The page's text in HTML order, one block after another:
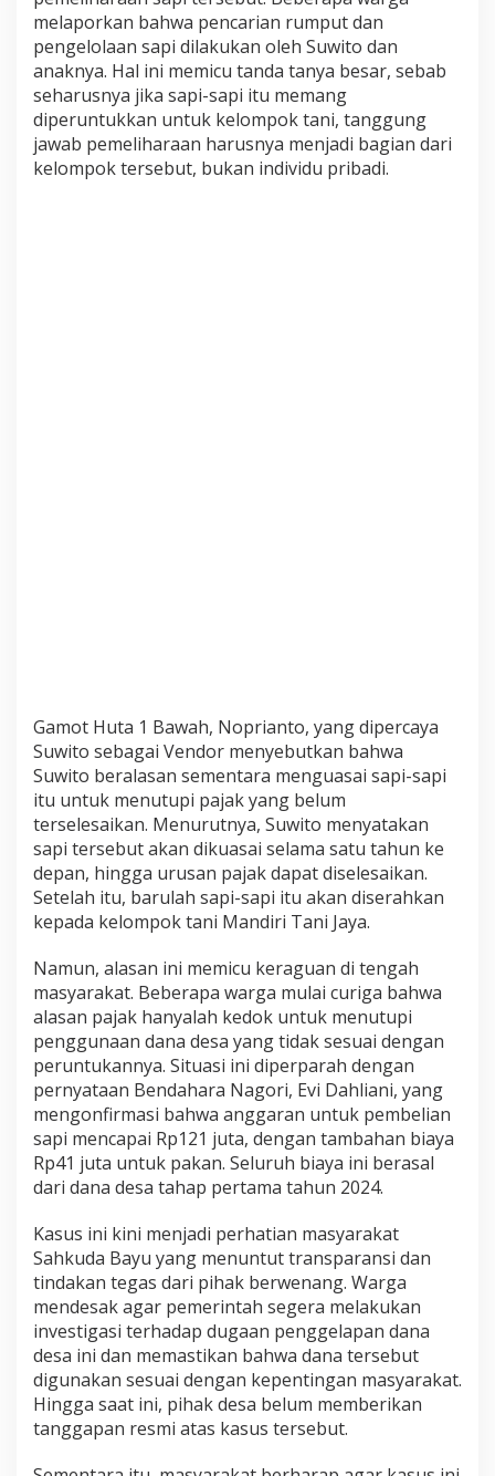
B
a
y
u
T
e
r
u
n
k
T
a
n
i
D
i
k
u
a
i
S
e
n
d
r
i
melaporkan bahwa pencarian rumput dan
pengelolaan sapi dilakukan oleh Suwito dan
anaknya. Hal ini memicu tanda tanya besar, sebab
seharusnya jika sapi-sapi itu memang
diperuntukkan untuk kelompok tani, tanggung
jawab pemeliharaan harusnya menjadi bagian dari
kelompok tersebut, bukan individu pribadi.
Gamot Huta 1 Bawah, Noprianto, yang dipercaya
Suwito sebagai Vendor menyebutkan bahwa
Suwito beralasan sementara menguasai sapi-sapi
itu untuk menutupi pajak yang belum
terselesaikan. Menurutnya, Suwito menyatakan
sapi tersebut akan dikuasai selama satu tahun ke
depan, hingga urusan pajak dapat diselesaikan.
Setelah itu, barulah sapi-sapi itu akan diserahkan
kepada kelompok tani Mandiri Tani Jaya.
Namun, alasan ini memicu keraguan di tengah
masyarakat. Beberapa warga mulai curiga bahwa
alasan pajak hanyalah kedok untuk menutupi
penggunaan dana desa yang tidak sesuai dengan
peruntukannya. Situasi ini diperparah dengan
pernyataan Bendahara Nagori, Evi Dahliani, yang
mengonfirmasi bahwa anggaran untuk pembelian
sapi mencapai Rp121 juta, dengan tambahan biaya
Rp41 juta untuk pakan. Seluruh biaya ini berasal
dari dana desa tahap pertama tahun 2024.
Kasus ini kini menjadi perhatian masyarakat
Sahkuda Bayu yang menuntut transparansi dan
tindakan tegas dari pihak berwenang. Warga
mendesak agar pemerintah segera melakukan
investigasi terhadap dugaan penggelapan dana
desa ini dan memastikan bahwa dana tersebut
digunakan sesuai dengan kepentingan masyarakat.
Hingga saat ini, pihak desa belum memberikan
tanggapan resmi atas kasus tersebut.